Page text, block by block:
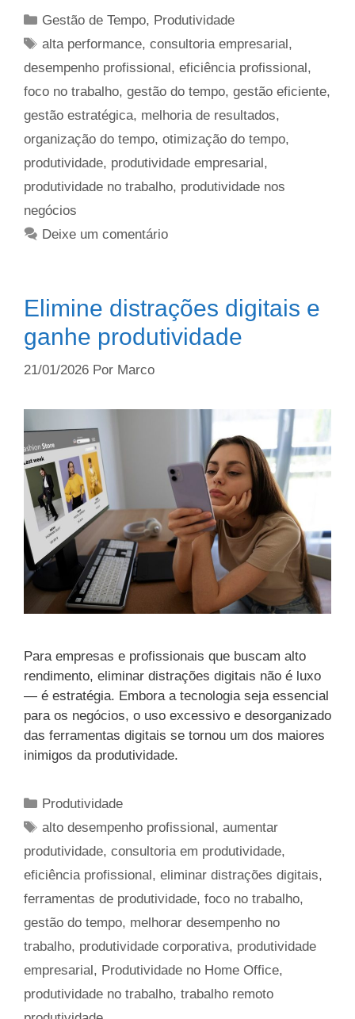
Categorias
Gestão de Tempo, Produtividade
Tags
alta performance,consultoria empresarial ,
desempenho profissional , eficiência profissional ,
foco no trabalho, gestão do tempo, gestão eficiente,
gestão estratégica, melhoria de resultados,
organização do tempo, otimização do tempo,
produtividade, produtividade empresarial ,
produtividade no trabalho, produtividade nos
negócios
Deixe um comentário
Elimine distrações digitais e
ganhe produtividade
21/01/2026 Por Marco
Para empresas e profissionais que buscam alto
rendimento, eliminar distrações digitais não é luxo
— é estratégia. Embora a tecnologia seja essencial
para os negócios, o uso excessivo e desorganizado
das ferramentas digitais se tornou um dos maiores
inimigos da produtividade.
Categorias
Produtividade
Tags
alto desempenho profissional,aumentar
produtividade, consultoria em produtividade,
eficiência profissional, eliminar distrações digitais,
ferramentas de produtividade, foco no trabalho,
gestão do tempo, melhorar desempenho no
trabalho, produtividade corporativa, produtividade
empresarial, Produtividade no Home Office,
produtividade no trabalho, trabalho remoto